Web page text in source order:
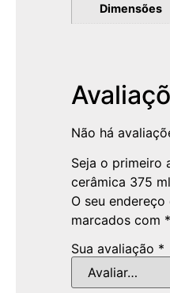
Dimensões
Não há
Seja o primeiro
cerâmica 375
O seu
marcados com *
Sua avaliação *